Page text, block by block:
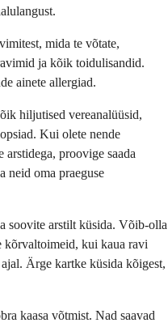
mida te võtate,
ja kõik toidulisandid.
ainete allergiad.
hiljutised vereanalüüsid,
Kui olete nende
proovige saada
neid oma praeguse
soovite arstilt küsida. Võib-olla
kõrvaltoimeid, kui kaua ravi
Ärge kartke küsida kõigest,
kaasa võtmist. Nad saavad